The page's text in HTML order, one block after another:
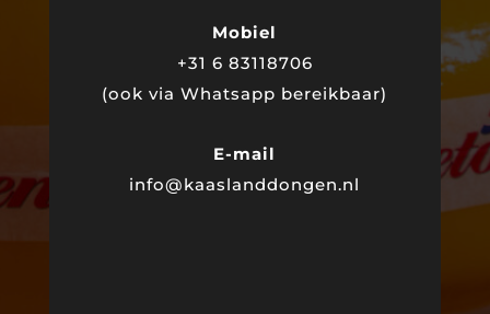
Mobiel
+31 6 83118706
(ook via Whatsapp bereikbaar)
E-mail
info@kaaslanddongen.nl